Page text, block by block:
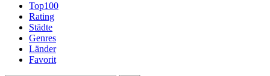
Top100
Rating
Städte
Genres
Länder
Favorit